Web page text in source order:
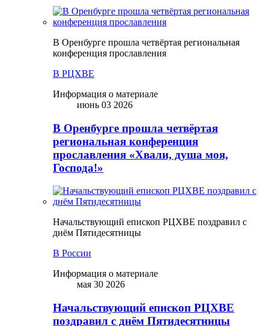
В Оренбурге прошла четвёртая региональная
конференция прославления
В РЦХВЕ
Информация о материале
июнь 03 2026
В Оренбурге прошла четвёртая
региональная конференция
прославления «Хвали, душа моя,
Господа!»
Начальствующий епископ РЦХВЕ поздравил с
днём Пятидесятницы
В России
Информация о материале
мая 30 2026
Начальствующий епископ РЦХВЕ
поздравил с днём Пятидесятницы